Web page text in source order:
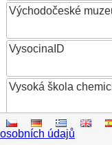
Východočeské
VysocinaID
Vysoká škola
Vysoká škola
osobních údajů